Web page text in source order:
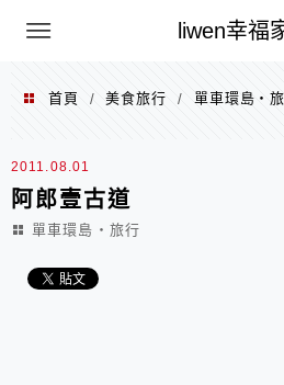
liwen幸福
menu
首頁 / 美食旅行 / 單車環島‧
2011.08.01
阿郎壹古道
單車環島‧旅行